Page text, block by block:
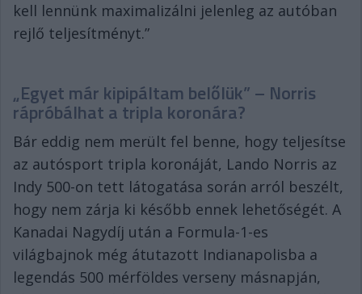
kell lennünk maximalizálni jelenleg az autóban
rejlő teljesítményt.”
„Egyet már kipipáltam belőlük” – Norris
rápróbálhat a tripla koronára?
Bár eddig nem merült fel benne, hogy teljesítse
az autósport tripla koronáját, Lando Norris az
Indy 500-on tett látogatása során arról beszélt,
hogy nem zárja ki később ennek lehetőségét. A
Kanadai Nagydíj után a Formula-1-es
világbajnok még átutazott Indianapolisba a
legendás 500 mérföldes verseny másnapján,